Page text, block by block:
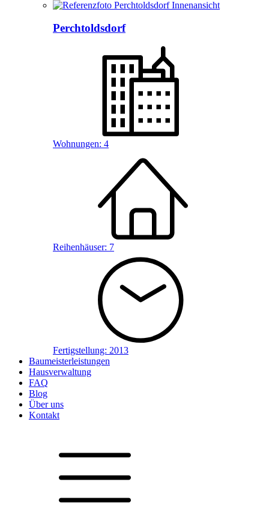
Perchtoldsdorf
Wohnungen: 4
Reihenhäuser: 7
Fertigstellung: 2013
Baumeisterleistungen
Hausverwaltung
FAQ
Blog
Über uns
Kontakt